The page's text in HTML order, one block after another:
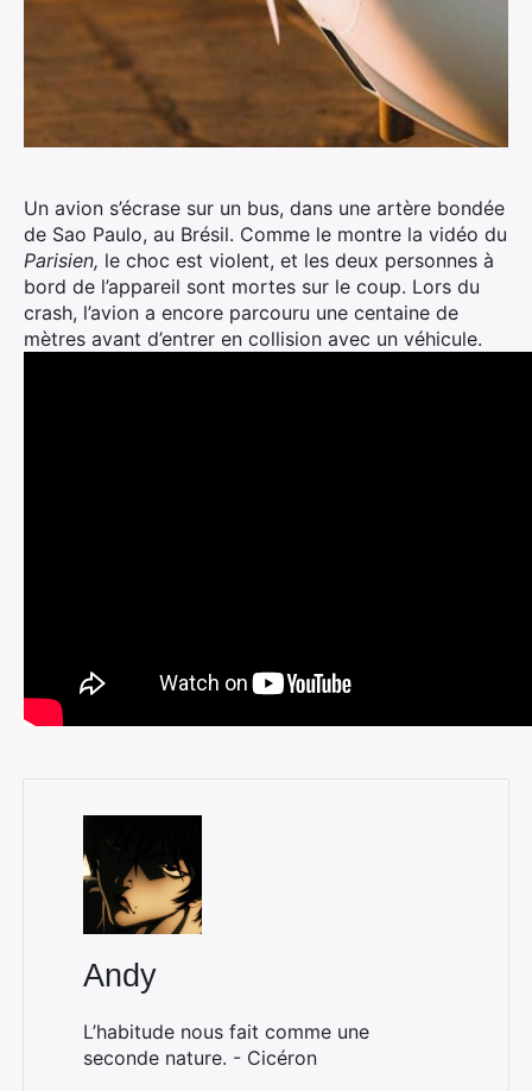
Un avion s’écrase sur un bus, dans une artère bondée
de Sao Paulo, au Brésil. Comme le montre la vidéo du
Parisien, le choc est violent, et les deux personnes à
bord de l’appareil sont mortes sur le coup. Lors du
crash, l’avion a encore parcouru une centaine de
mètres avant d’entrer en collision avec un véhicule.
Andy
L’habitude nous fait comme une
seconde nature. - Cicéron